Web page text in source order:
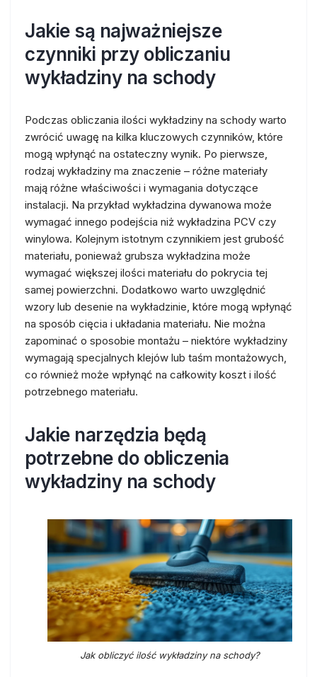
Jakie są najważniejsze
czynniki przy obliczaniu
wykładziny na schody
Podczas obliczania ilości wykładziny na schody warto
zwrócić uwagę na kilka kluczowych czynników, które
mogą wpłynąć na ostateczny wynik. Po pierwsze,
rodzaj wykładziny ma znaczenie – różne materiały
mają różne właściwości i wymagania dotyczące
instalacji. Na przykład wykładzina dywanowa może
wymagać innego podejścia niż wykładzina PCV czy
winylowa. Kolejnym istotnym czynnikiem jest grubość
materiału, ponieważ grubsza wykładzina może
wymagać większej ilości materiału do pokrycia tej
samej powierzchni. Dodatkowo warto uwzględnić
wzory lub desenie na wykładzinie, które mogą wpłynąć
na sposób cięcia i układania materiału. Nie można
zapominać o sposobie montażu – niektóre wykładziny
wymagają specjalnych klejów lub taśm montażowych,
co również może wpłynąć na całkowity koszt i ilość
potrzebnego materiału.
Jakie narzędzia będą
potrzebne do obliczenia
wykładziny na schody
Jak obliczyć ilość wykładziny na schody?